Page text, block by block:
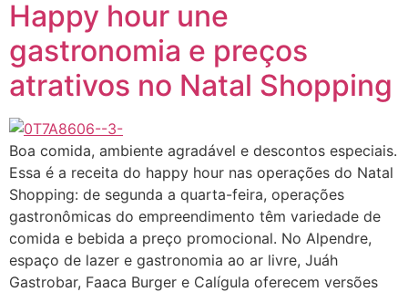
Happy hour une
gastronomia e preços
atrativos no Natal Shopping
Boa comida, ambiente agradável e descontos especiais.
Essa é a receita do happy hour nas operações do Natal
Shopping: de segunda a quarta-feira, operações
gastronômicas do empreendimento têm variedade de
comida e bebida a preço promocional. No Alpendre,
espaço de lazer e gastronomia ao ar livre, Juáh
Gastrobar, Faaca Burger e Calígula oferecem versões